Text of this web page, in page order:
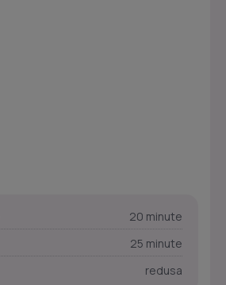
20 minute
25 minute
redusa